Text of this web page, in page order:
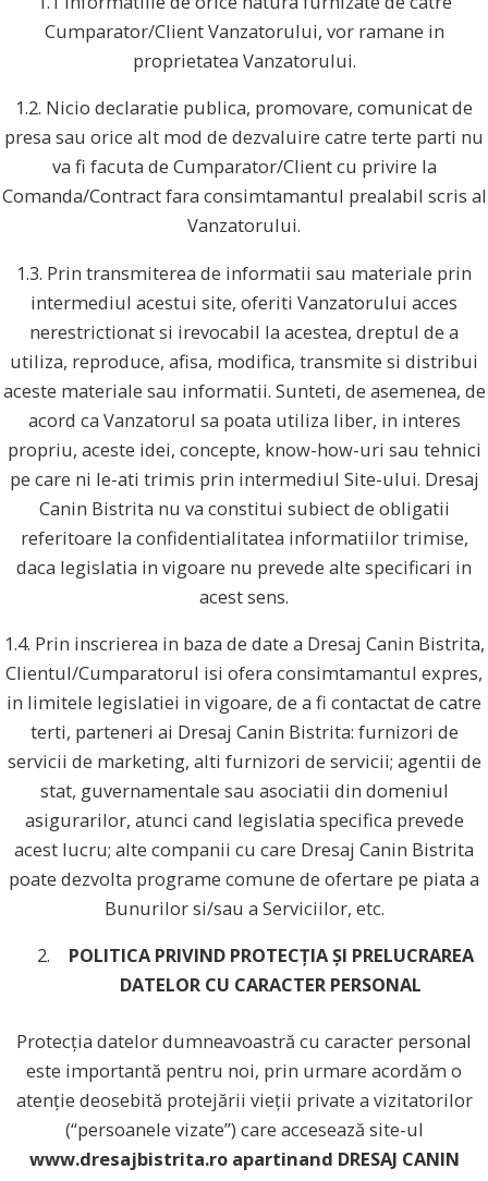
Cumparator/Client Vanzatorului, vor ramane in
proprietatea Vanzatorului.
1.2. Nicio declaratie publica, promovare, comunicat de
presa sau orice alt mod de dezvaluire catre terte parti nu
va fi facuta de Cumparator/Client cu privire la
Comanda/Contract fara consimtamantul prealabil scris al
Vanzatorului.
1.3. Prin transmiterea de informatii sau materiale prin
intermediul acestui site, oferiti Vanzatorului acces
nerestrictionat si irevocabil la acestea, dreptul de a
utiliza, reproduce, afisa, modifica, transmite si distribui
aceste materiale sau informatii. Sunteti, de asemenea, de
acord ca Vanzatorul sa poata utiliza liber, in interes
propriu, aceste idei, concepte, know-how-uri sau tehnici
pe care ni le-ati trimis prin intermediul Site-ului. Dresaj
Canin Bistrita nu va constitui subiect de obligatii
referitoare la confidentialitatea informatiilor trimise,
daca legislatia in vigoare nu prevede alte specificari in
acest sens.
1.4. Prin inscrierea in baza de date a Dresaj Canin Bistrita,
Clientul/Cumparatorul isi ofera consimtamantul expres,
in limitele legislatiei in vigoare, de a fi contactat de catre
terti, parteneri ai Dresaj Canin Bistrita: furnizori de
servicii de marketing, alti furnizori de servicii; agentii de
stat, guvernamentale sau asociatii din domeniul
asigurarilor, atunci cand legislatia specifica prevede
acest lucru; alte companii cu care Dresaj Canin Bistrita
poate dezvolta programe comune de ofertare pe piata a
Bunurilor si/sau a Serviciilor, etc.
POLITICA PRIVIND PROTECȚIA ȘI PRELUCRAREA
DATELOR CU CARACTER PERSONAL
Protecția datelor dumneavoastră cu caracter personal
este importantă pentru noi, prin urmare acordăm o
atenție deosebită protejării vieții private a vizitatorilor
(“persoanele vizate”) care accesează site-ul
www.dresajbistrita.ro apartinand DRESAJ CANIN